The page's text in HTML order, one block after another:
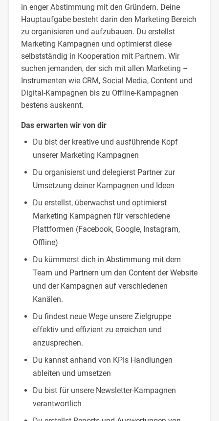
in enger Abstimmung mit den Gründern. Deine
Hauptaufgabe besteht darin den Marketing Bereich
zu organisieren und aufzubauen. Du erstellst
Marketing Kampagnen und optimierst diese
selbstständig in Kooperation mit Partnern. Wir
suchen jemanden, der sich mit allen Marketing –
Instrumenten wie CRM, Social Media, Content und
Digital-Kampagnen bis zu Offline-Kampagnen
bestens auskennt.
Das erwarten wir von dir
Du bist der kreative und ausführende Kopf
unserer Marketing Kampagnen
Du organisierst und delegierst Partner zur
Umsetzung deiner Kampagnen und Ideen
Du erstellst, überwachst und optimierst
Marketing Kampagnen für verschiedene
Plattformen (Facebook, Google, Instagram,
Offline)
Du kümmerst dich in Abstimmung mit dem
Team und Partnern um den Content der Website
und der Kampagnen auf verschiedenen
Kanälen.
Du findest neue Wege unsere Zielgruppe
effektiv und effizient zu erreichen und
anzusprechen.
Du kannst anhand von KPIs Handlungen
ableiten und umsetzen
Du bist für unsere Newsletter-Kampagnen
verantwortlich